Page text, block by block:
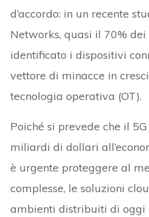
d’accordo: in un recente
Networks, quasi il 70%
identificato i dispositivi
vettore di minacce in
tecnologia operativa (OT).
Poiché si prevede che il
miliardi di dollari
è urgente proteggere al
complesse, le soluzioni
ambienti distribuiti di oggi